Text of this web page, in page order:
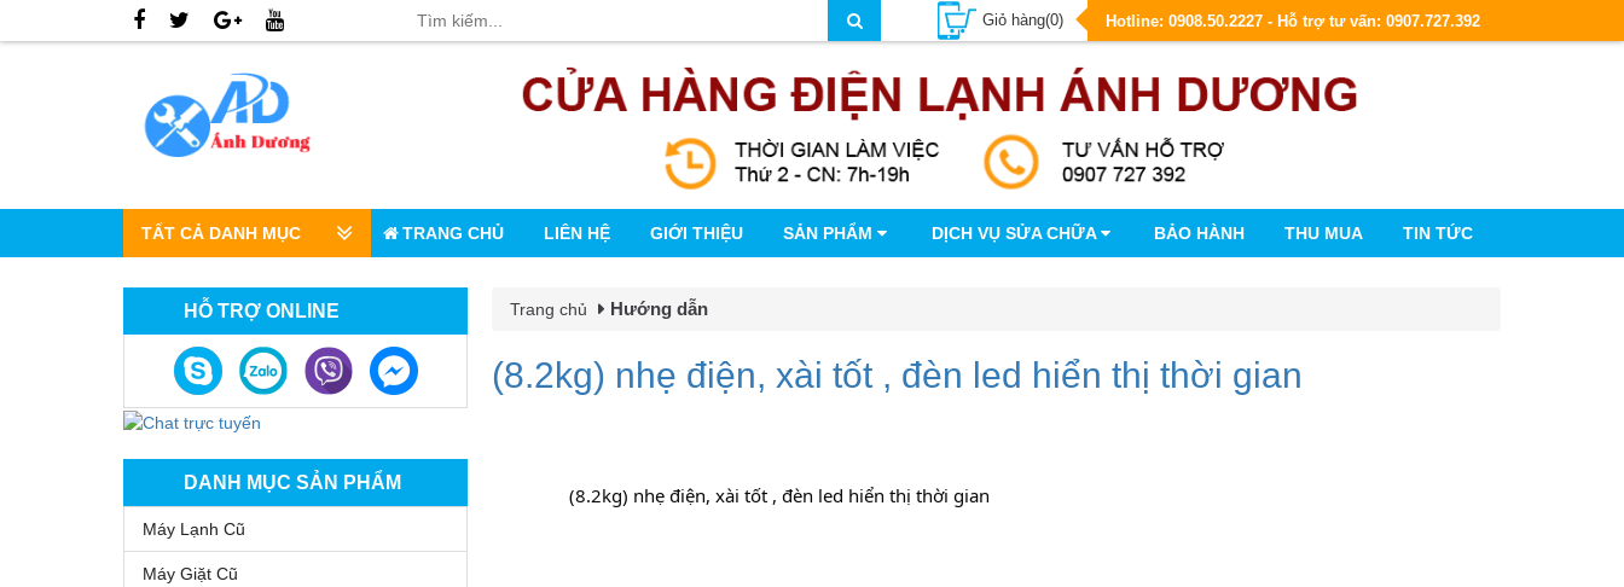
Giỏ hàng(0) Hotline: 0908.50.2227 - Hỗ trợ tư vấn: 0907.727.392
TẤT CẢ DANH MỤC TRANG CHỦ LIÊN HỆ GIỚI THIỆU SẢN PHẨM DỊCH VỤ SỬA CHỮA BẢO HÀNH THU MUA TIN TỨC
HỖ TRỢ ONLINE
DANH MỤC SẢN PHẨM
Máy Lạnh Cũ
Máy Giặt Cũ
Trang chủ Hướng dẫn
(8.2kg) nhẹ điện, xài tốt , đèn led hiển thị thời gian
		(8.2kg) nhẹ điện, xài tốt , đèn led hiển thị thời gian